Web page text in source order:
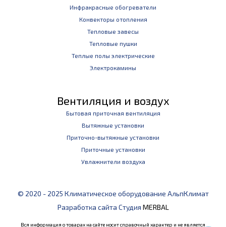
Инфракрасные обогреватели
Конвекторы отопления
Тепловые завесы
Тепловые пушки
Теплые полы электрические
Электрокамины
Вентиляция и воздух
Бытовая приточная вентиляция
Вытяжные установки
Приточно-вытяжные установки
Приточные установки
Увлажнители воздуха
© 2020 - 2025 Климатическое оборудование АльпКлимат
Разработка сайта Студия MERBAL
Вся информация о товарах на сайте носит справочный характер и не является